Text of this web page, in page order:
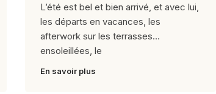
L’été est bel et bien arrivé, et avec lui,
les départs en vacances, les
afterwork sur les terrasses
ensoleillées, le
En savoir plus